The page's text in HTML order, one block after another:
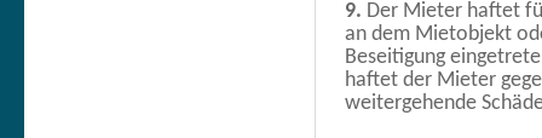
9. Der Mieter haftet
an dem Mietobjekt
Beseitigung
haftet der Mieter
weitergehende